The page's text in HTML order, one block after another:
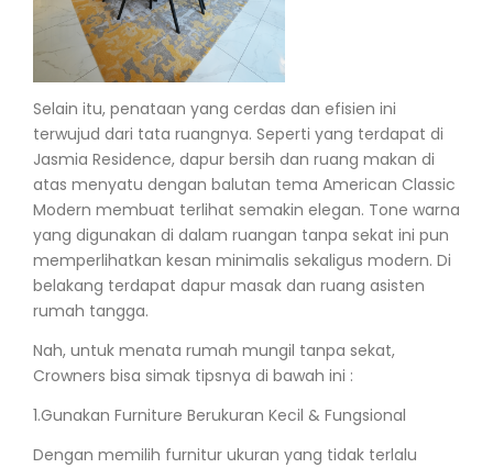
Selain itu, penataan yang cerdas dan efisien ini
terwujud dari tata ruangnya. Seperti yang terdapat di
Jasmia Residence, dapur bersih dan ruang makan di
atas menyatu dengan balutan tema American Classic
Modern membuat terlihat semakin elegan. Tone warna
yang digunakan di dalam ruangan tanpa sekat ini pun
memperlihatkan kesan minimalis sekaligus modern. Di
belakang terdapat dapur masak dan ruang asisten
rumah tangga.
Nah, untuk menata rumah mungil tanpa sekat,
Crowners bisa simak tipsnya di bawah ini :
1.Gunakan Furniture Berukuran Kecil & Fungsional
Dengan memilih furnitur ukuran yang tidak terlalu